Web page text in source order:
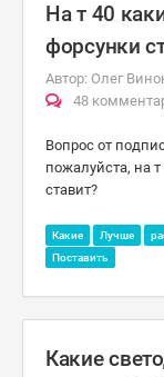
На т 40
форсунки
Автор: Олег
48
Вопрос от
пожалуйста, на
ставит?
Какие Лучше
Поставить
Какие